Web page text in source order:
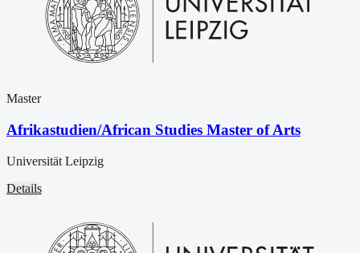
Master
Afrikastudien/African Studies Master of Arts
Universität Leipzig
Details